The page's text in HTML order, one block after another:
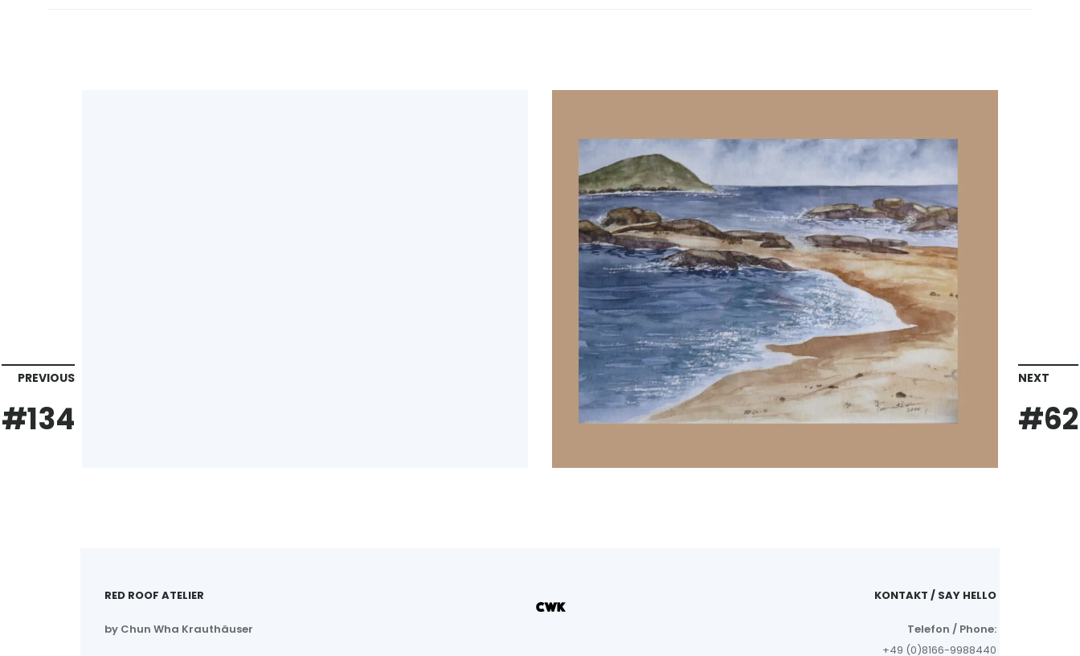
PREVIOUS
#134
NEXT
#62
RED ROOF ATELIER
by Chun Wha Krauthäuser
KONTAKT / SAY HELLO
Telefon / Phone:
+49 (0)8166-9988440